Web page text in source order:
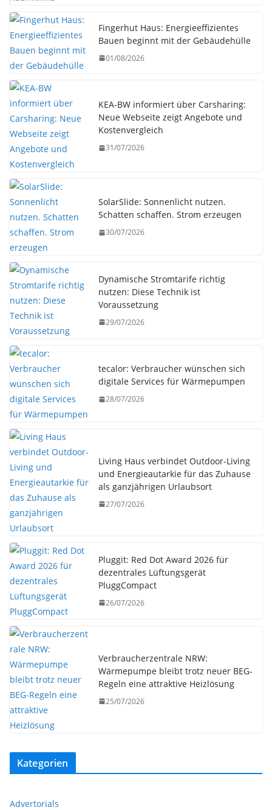
Fingerhut Haus: Energieeffizientes
Bauen beginnt mit der Gebäudehülle
01/08/2026
KEA-BW informiert über Carsharing:
Neue Webseite zeigt Angebote und
Kostenvergleich
31/07/2026
SolarSlide: Sonnenlicht nutzen.
Schatten schaffen. Strom erzeugen
30/07/2026
Dynamische Stromtarife richtig
nutzen: Diese Technik ist
Voraussetzung
29/07/2026
tecalor: Verbraucher wünschen sich
digitale Services für Wärmepumpen
28/07/2026
Living Haus verbindet Outdoor-Living
und Energieautarkie für das Zuhause
als ganzjährigen Urlaubsort
27/07/2026
Pluggit: Red Dot Award 2026 für
dezentrales Lüftungsgerät
PluggCompact
26/07/2026
Verbraucherzentrale NRW:
Wärmepumpe bleibt trotz neuer BEG-
Regeln eine attraktive Heizlösung
25/07/2026
Kategorien
Advertorials